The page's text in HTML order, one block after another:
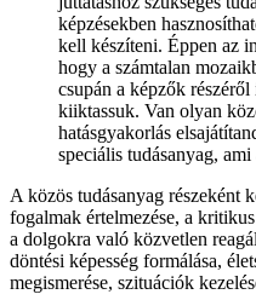
képzésekben
kell készíteni. Éppen az
hogy a számtalan
csupán a képzők
kiiktassuk. Van olyan
hatásgyakorlás
speciális tudásanyag,
A közös tudásanyag részeként
fogalmak értelmezése, a
a dolgokra való közvetlen
döntési képesség formálása,
megismerése, szituációk